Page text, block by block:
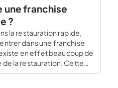
une franchise
?
la restauration rapide,
dans une franchise
en effet beaucoup de
de la restauration. Cette
nouveaux